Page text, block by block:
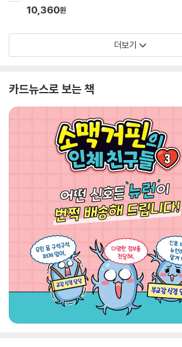
10,360원
더보기
카드뉴스로 보는 책